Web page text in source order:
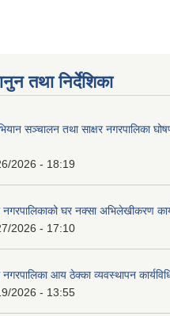
तथा निर्देशिका
सञ्चालन तथा साक्षर नगरपालिका
2026 - 18:19
नगरपालिकाको घर नक्सा अभिलेखीकरण
2026 - 17:10
नगरपालिका आय ठेक्का व्यवस्थापन
2026 - 13:55